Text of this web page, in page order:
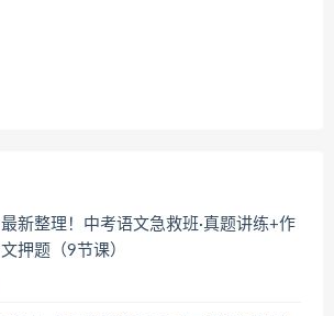
最新整理！中考语文急救班·真题讲练+作
文押题（9节课）